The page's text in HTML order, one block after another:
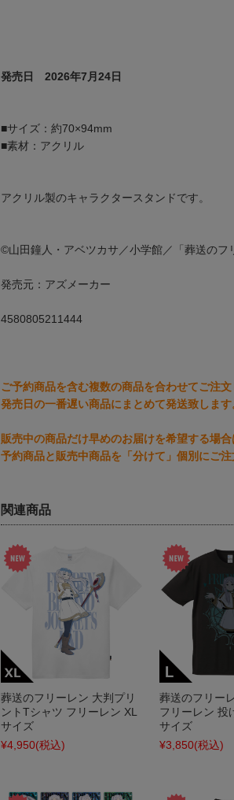
発売日 2026年7月24日
■サイズ：約70×94mm
■素材：アクリル
アクリル製のキャラクタースタンドです。
©山田鐘人・アベツカサ／小学館／「葬送のフ
発売元：アズメーカー
4580805211444
ご予約商品を含む複数の商品を合わせてご注
発売日の一番遅い商品にまとめて発送致します
販売中の商品だけ早めのお届けを希望する場合
予約商品と販売中商品を「分けて」個別にご注
関連商品
葬送のフリーレン 大判プリ
ントTシャツ フリーレン XL
サイズ
¥4,950(税込)
葬送のフリー
フリーレン 投
サイズ
¥3,850(税込)